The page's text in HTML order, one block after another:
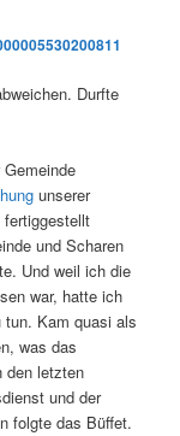
Durfte
unserer
fertiggestellt
und Scharen
Und weil ich die
war, hatte ich
tun. Kam quasi als
was das
den letzten
und der
folgte das Büffet.